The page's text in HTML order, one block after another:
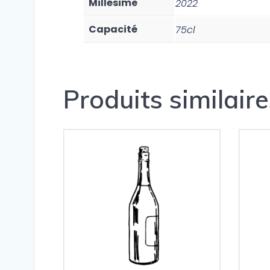
Millésime
2022
Capacité
75cl
Produits